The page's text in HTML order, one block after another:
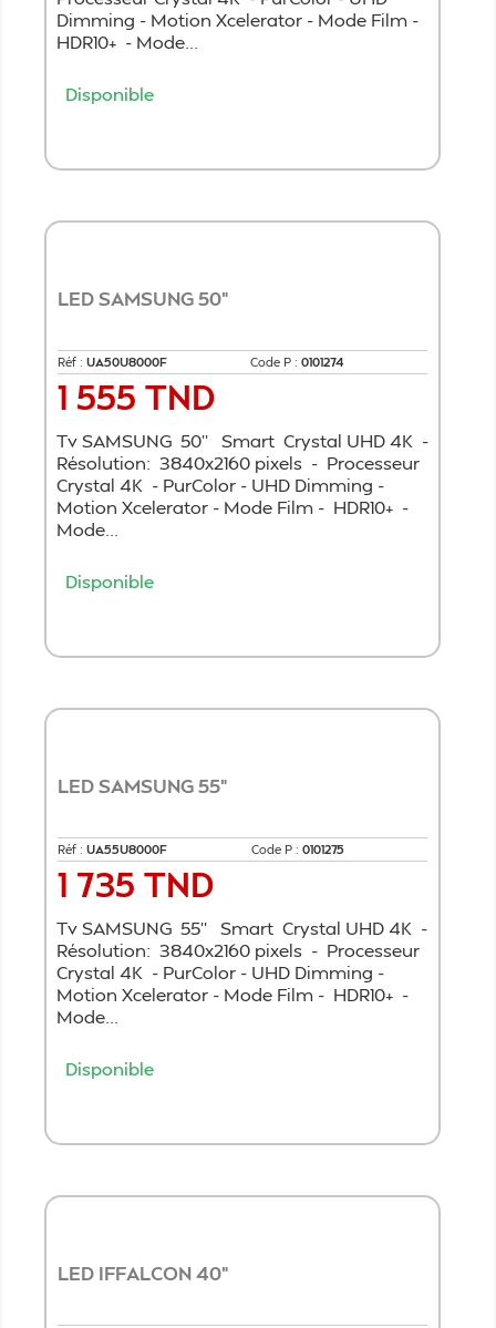
Dimming - Motion Xcelerator - Mode Film -
HDR10+ - Mode...
Disponible
LED SAMSUNG 50"
Réf : UA50U8000F Code P : 0101274
Prix
1 555 TND
Tv SAMSUNG 50'' Smart Crystal UHD 4K -
Résolution: 3840x2160 pixels - Processeur
Crystal 4K - PurColor - UHD Dimming -
Motion Xcelerator - Mode Film - HDR10+ -
Mode...
Disponible
LED SAMSUNG 55"
Réf : UA55U8000F Code P : 0101275
Prix
1 735 TND
Tv SAMSUNG 55'' Smart Crystal UHD 4K -
Résolution: 3840x2160 pixels - Processeur
Crystal 4K - PurColor - UHD Dimming -
Motion Xcelerator - Mode Film - HDR10+ -
Mode...
Disponible
LED IFFALCON 40"